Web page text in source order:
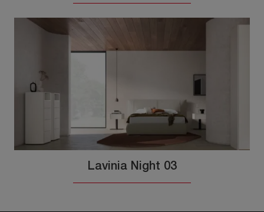
Lavinia Night 03